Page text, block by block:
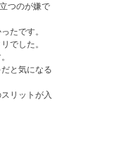
つのが嫌で
たです。
でした。
と気になる
リットが入